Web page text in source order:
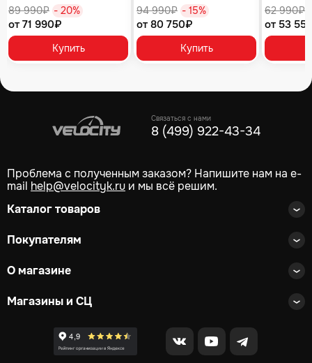
89 990₽ - 20%
от 71 990₽
Купить
94 990₽ - 15%
от 80 750₽
Купить
62 990₽
от 53
Связаться с нами
8 (499) 922-43-34
Проблема с полученным заказом? Напишите нам на e-
mail help@velocityk.ru и мы всё решим.
Каталог товаров
Покупателям
О магазине
Магазины и СЦ